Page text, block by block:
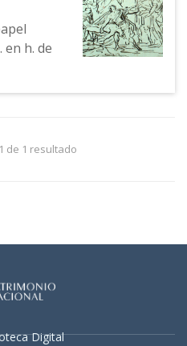
en h. de
de 1 resultado
Digital